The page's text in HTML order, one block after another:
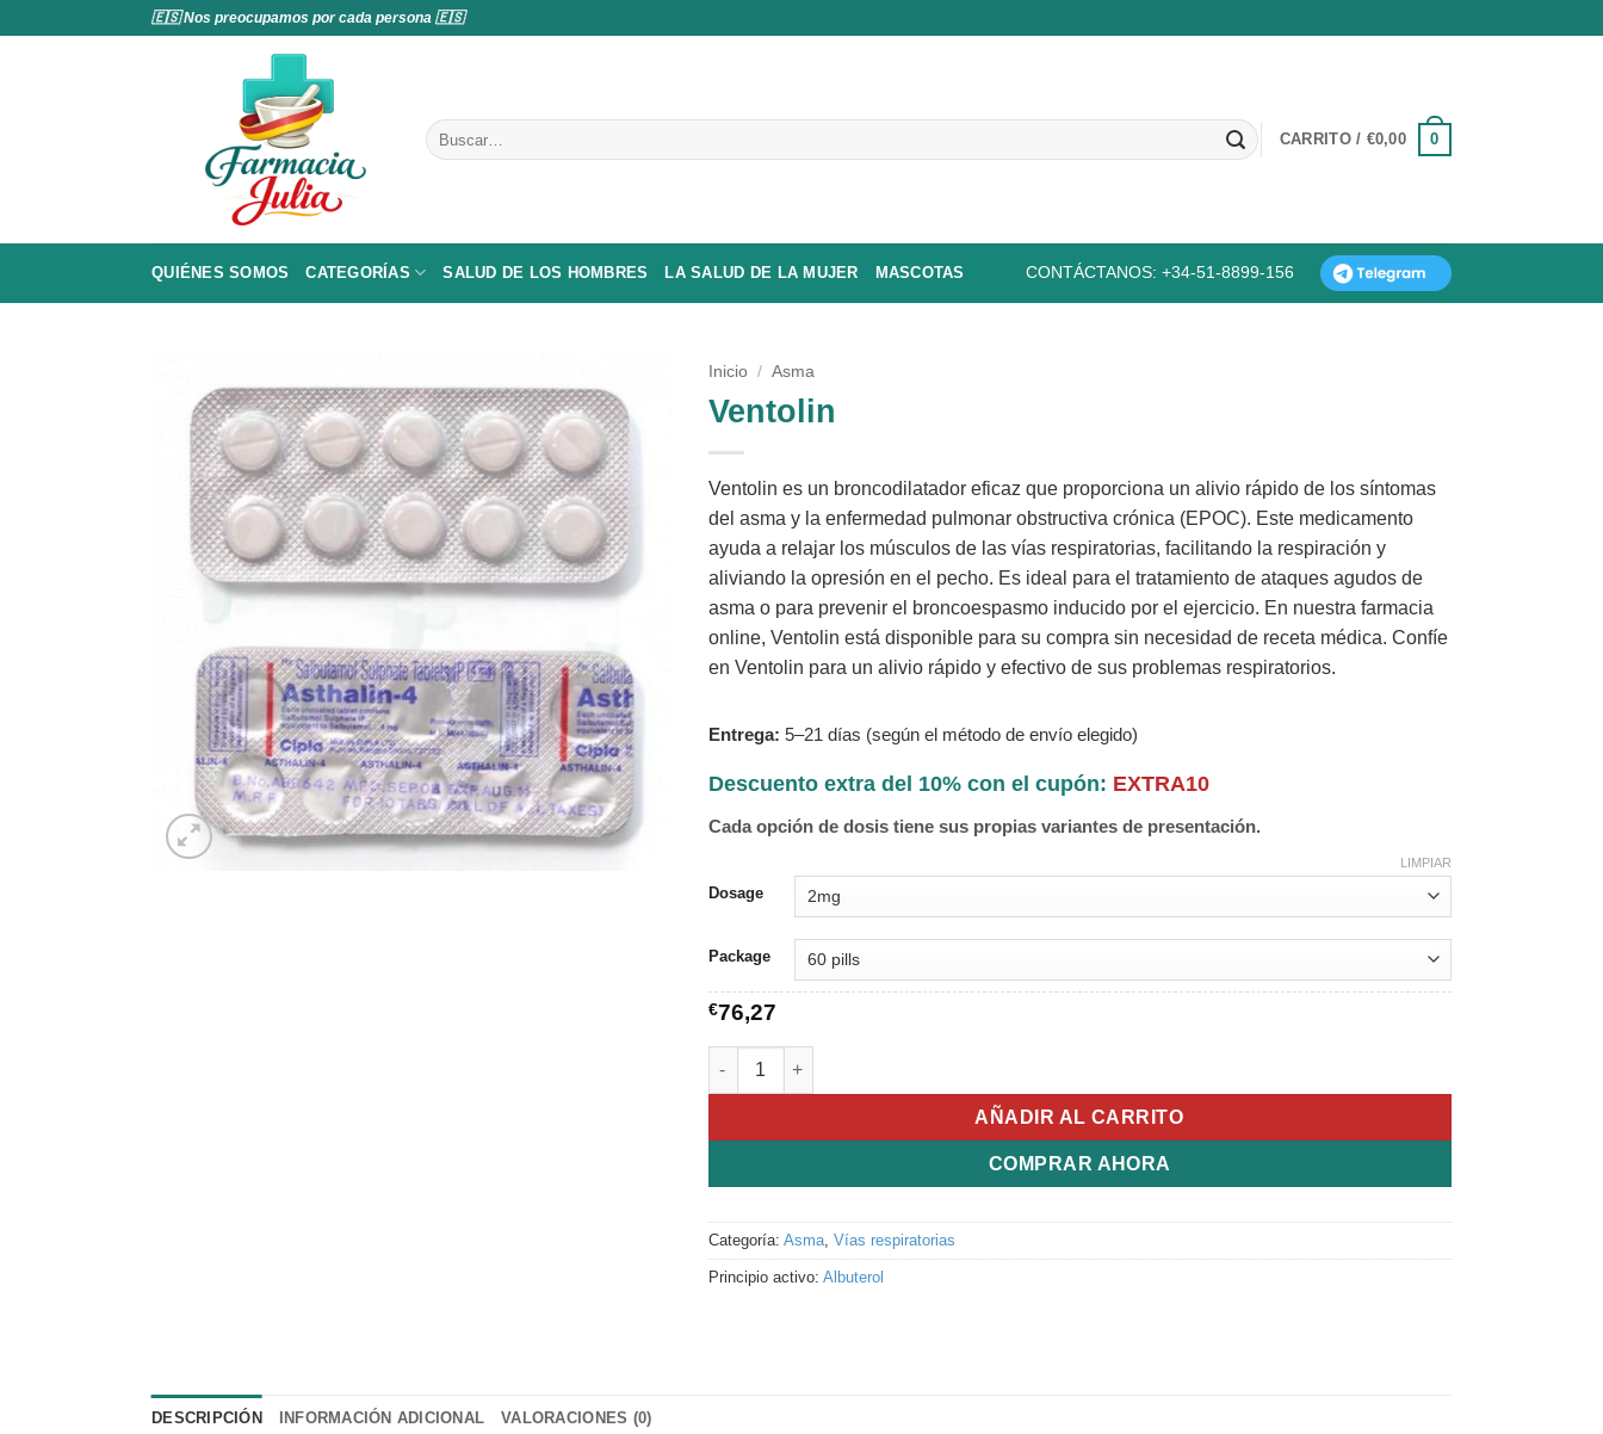
🇪🇸 Nos preocupamos por cada persona 🇪🇸
Buscar
por:
CARRITO / €0,00 0
QUIÉNES SOMOS CATEGORÍAS SALUD DE LOS HOMBRES LA SALUD DE LA MUJER MASCOTAS CONTÁCTANOS: +34-51-8899-156
Inicio / Asma
Ventolin
Ventolin es un broncodilatador eficaz que proporciona un alivio rápido de los síntomas
del asma y la enfermedad pulmonar obstructiva crónica (EPOC). Este medicamento
ayuda a relajar los músculos de las vías respiratorias, facilitando la respiración y
aliviando la opresión en el pecho. Es ideal para el tratamiento de ataques agudos de
asma o para prevenir el broncoespasmo inducido por el ejercicio. En nuestra farmacia
online, Ventolin está disponible para su compra sin necesidad de receta médica. Confíe
en Ventolin para un alivio rápido y efectivo de sus problemas respiratorios.
Entrega: 5–21 días (según el método de envío elegido)
Descuento extra del 10% con el cupón: EXTRA10
Cada opción de dosis tiene sus propias variantes de presentación.
Dosage
Package
LIMPIAR
€76,27
Ventolin cantidad
AÑADIR AL CARRITO
COMPRAR AHORA
Categoría: Asma, Vías respiratorias
Principio activo: Albuterol
DESCRIPCIÓN INFORMACIÓN ADICIONAL VALORACIONES (0)